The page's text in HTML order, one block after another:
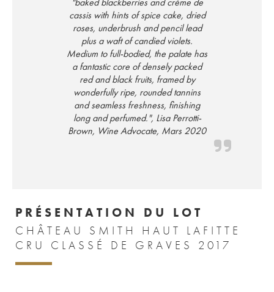
cassis with hints of spice cake, dried
roses, underbrush and pencil lead
plus a waft of candied violets.
Medium to full-bodied, the palate has
a fantastic core of densely packed
red and black fruits, framed by
wonderfully ripe, rounded tannins
and seamless freshness, finishing
long and perfumed.", Lisa Perrotti-
Brown, Wine Advocate, Mars 2020
PRÉSENTATION DU LOT
CHÂTEAU SMITH HAUT LAFITTE
CRU CLASSÉ DE GRAVES 2017